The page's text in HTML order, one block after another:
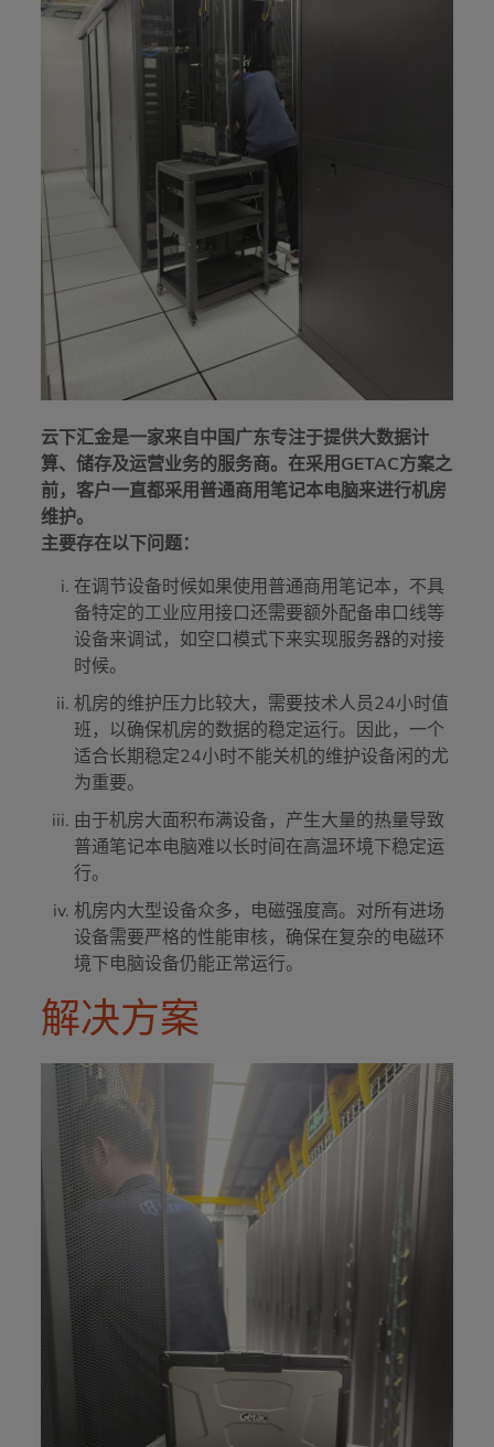
云下汇金是一家来自中国广东专注于提供大数据计
算、储存及运营业务的服务商。在采用GETAC方案之
前，客户一直都采用普通商用笔记本电脑来进行机房
维护。
主要存在以下问题：
在调节设备时候如果使用普通商用笔记本，不具
备特定的工业应用接口还需要额外配备串口线等
设备来调试，如空口模式下来实现服务器的对接
时候。
机房的维护压力比较大，需要技术人员24小时值
班，以确保机房的数据的稳定运行。因此，一个
适合长期稳定24小时不能关机的维护设备闲的尤
为重要。
由于机房大面积布满设备，产生大量的热量导致
普通笔记本电脑难以长时间在高温环境下稳定运
行。
机房内大型设备众多，电磁强度高。对所有进场
设备需要严格的性能审核，确保在复杂的电磁环
境下电脑设备仍能正常运行。
解决方案